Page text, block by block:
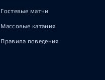
Гостевые матчи
Массовые катания
Правила поведения